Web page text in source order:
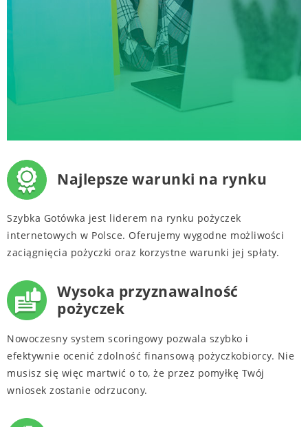
Najlepsze warunki na rynku
Szybka Gotówka jest liderem na rynku pożyczek
internetowych w Polsce. Oferujemy wygodne możliwości
zaciągnięcia pożyczki oraz korzystne warunki jej spłaty.
Wysoka przyznawalność
pożyczek
Nowoczesny system scoringowy pozwala szybko i
efektywnie ocenić zdolność finansową pożyczkobiorcy. Nie
musisz się więc martwić o to, że przez pomyłkę Twój
wniosek zostanie odrzucony.